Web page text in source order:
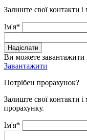
Залиште свої контакти
Ім'я*
Надіслати
Ви можете
Завантажити
Потрібен прорахунок?
Залиште свої контакти
прорахунку.
Ім'я*